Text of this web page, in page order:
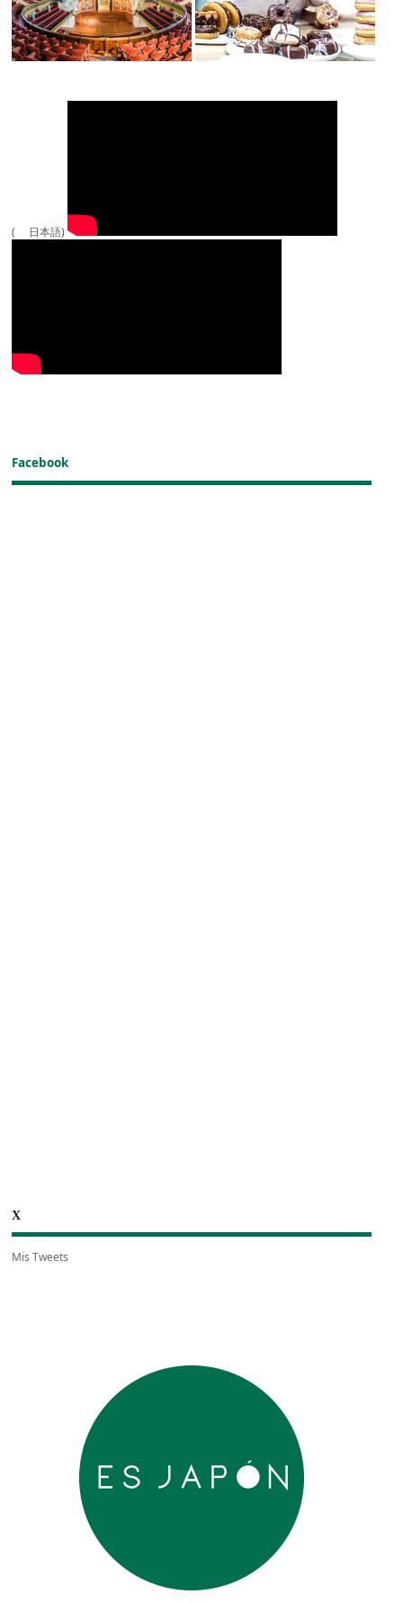
( 日本語)
Facebook
X
Mis Tweets